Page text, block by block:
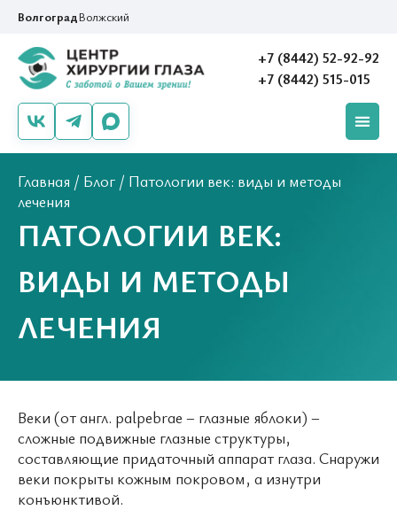
ВолгоградВолжский
+7 (8442) 52-92-92
+7 (8442) 515-015
Главная / Блог / Патологии век: виды и методы
лечения
ПАТОЛОГИИ ВЕК:
ВИДЫ И МЕТОДЫ
ЛЕЧЕНИЯ
Веки (от англ. palpebrae – глазные яблоки) –
сложные подвижные глазные структуры,
составляющие придаточный аппарат глаза. Снаружи
веки покрыты кожным покровом, а изнутри
конъюнктивой.